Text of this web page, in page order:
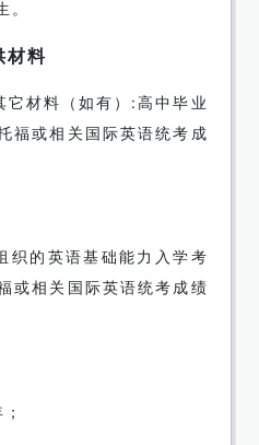
。
材料
它材料（如有）:高中毕业
福或相关国际英语统考成
织的英语基础能力入学考
或相关国际英语统考成绩